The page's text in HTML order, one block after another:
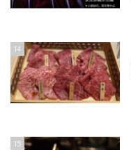
14
15